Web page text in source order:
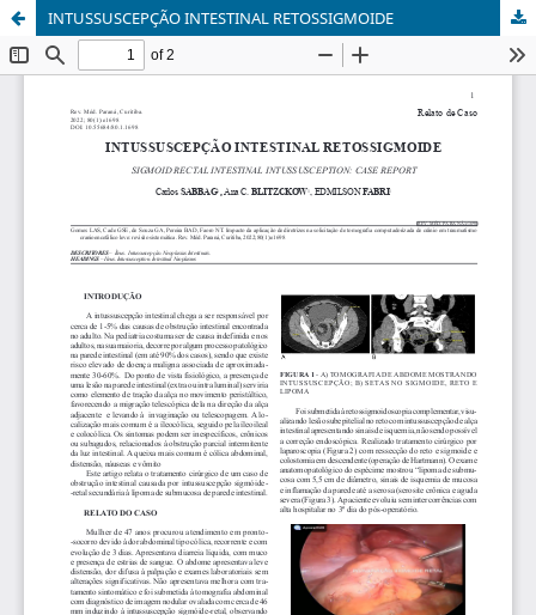
INTUSSUSCEPÇÃO INTESTINAL RETOSSIGMOIDE